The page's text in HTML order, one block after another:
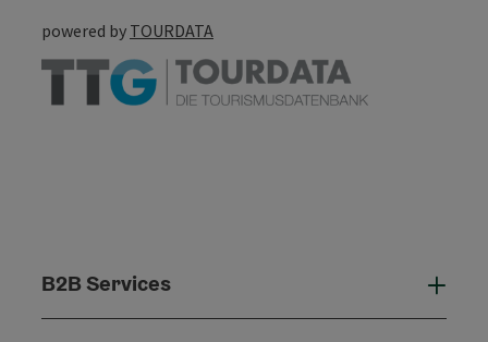
powered by TOURDATA
B2B Services